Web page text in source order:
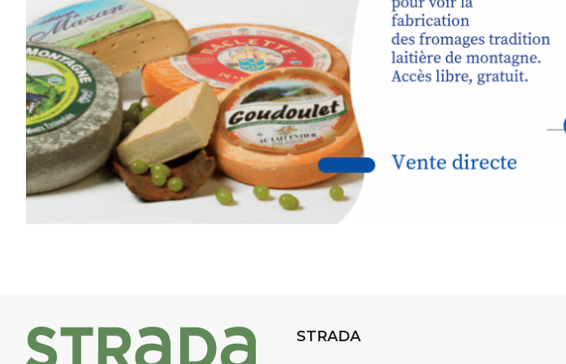
, accessibleà tous les
niveaux, dans un cadre naturel
inspirantautour de Saint-Front , à seulement30
minutes du Puy-en-Velay.
Pendant3 jours, vous apprendrez à capturer
l’instant :
Croquis, carnet de voyage, composition,
aquarelle, encre, ou contenu hybride.
Le programme :
8h : rendez-vous au point de départ
Et si le temps se gâte : un atelier abrité
permettra de continuer à créer.
STRADA